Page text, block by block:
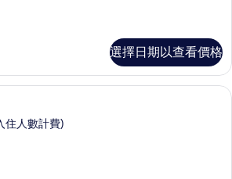
選擇日期以查看價格
低過敏寢具、迷你吧、書桌、遮光布/
住人數計費)